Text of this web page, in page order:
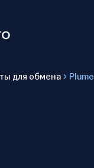
для обмена Plume